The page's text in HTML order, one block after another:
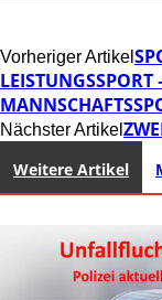
Vorheriger Artikel
Nächster Artikel
Weitere Artikel